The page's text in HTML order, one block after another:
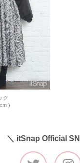
グ
)
＼ itSnap Official